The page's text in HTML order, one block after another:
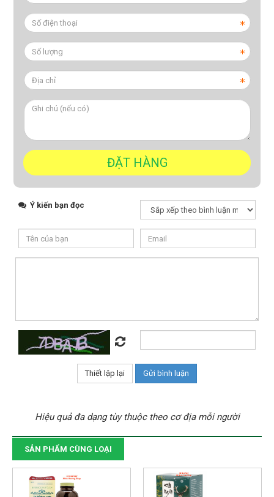
Ý kiến bạn đọc
Hiệu quả đa dạng tùy thuộc theo cơ địa mỗi người
SẢN PHẨM CÙNG LOẠI